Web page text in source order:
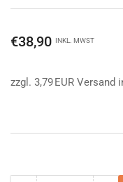
Normaler
€38,90 INKL. MWST
zzgl. 3,79 EUR Versand